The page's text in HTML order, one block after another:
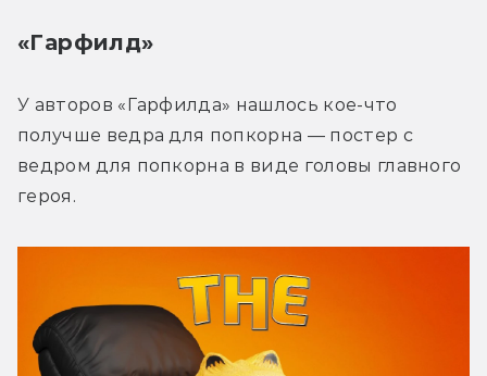
«Гарфилд»
У авторов «Гарфилда» нашлось кое-что
получше ведра для попкорна — постер с
ведром для попкорна в виде головы главного
героя.